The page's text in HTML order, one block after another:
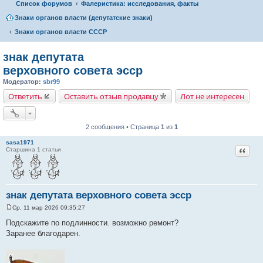
Список форумов
Фалеристика: исследования, факты
Знаки органов власти (депутатские знаки)
Знаки органов власти СССР
знак депутата
верховного совета эсср
Модератор: sbr99
Ответить Оставить отзыв продавцу Лот не интересен
2 сообщения • Страница 1 из 1
sasa1971
Старшина 1 статьи
знак депутата верховного совета эсср
о
б
н
Ср, 11 мар 2026 09:35:27
Подскажите по подлинности. возможно ремонт?
Заранее благодарен.